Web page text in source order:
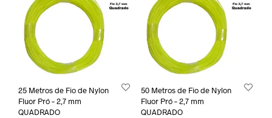
25 Metros de Fio de Nylon
Fluor Pró – 2,7 mm
QUADRADO
50 Metros de Fio de Nylon
Fluor Pró – 2,7 mm
QUADRADO